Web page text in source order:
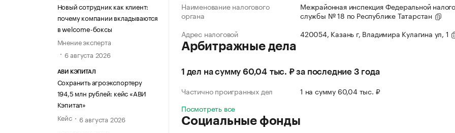
Новый сотрудник как клиент:
почему компании вкладываются
в welcome-боксы
Мнение эксперта
6 августа 2026
АВИ КЭПИТАЛ
Сохранить агроэкспортеру
194,5 млн рублей: кейс «АВИ
Кэпитал»
Кейс
6 августа 2026
Наименование налогового
органа
Межрайонная инспекция Федеральной
службы № 18 по Республике Татарстан
Адрес налоговой
420054, Казань г, Владимира Кулагина ул, 1
Арбитражные дела
1 дел на сумму 60,04 тыс. ₽ за последние 3 года
Частично проигранных дел
1 на сумму 60,04 тыс. ₽
Посмотреть все
Социальные фонды